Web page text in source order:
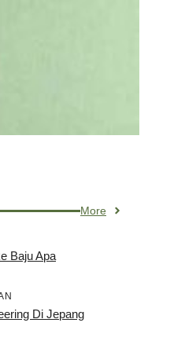
More
Baju Apa
Di Jepang